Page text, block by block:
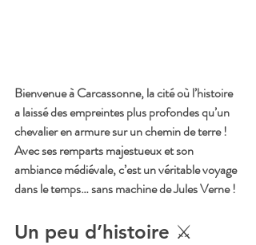
Bienvenue à Carcassonne, la cité où l’histoire
a laissé des empreintes plus profondes qu’un
chevalier en armure sur un chemin de terre !
Avec ses remparts majestueux et son
ambiance médiévale, c’est un véritable voyage
dans le temps… sans machine de Jules Verne !
Un peu d’histoire ⚔️